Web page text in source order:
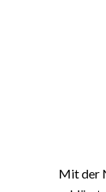
Mit der